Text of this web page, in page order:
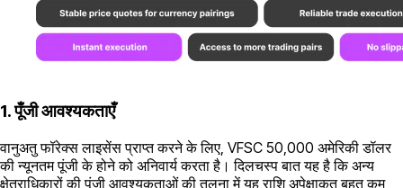
1. पूँजी आवश्यकताएँ
वानुअतु फॉरेक्स लाइसेंस प्राप्त करने के लिए, VFSC 50,000 अमेरिकी डॉलर
की न्यूनतम पूंजी के होने को अनिवार्य करता है। दिलचस्प बात यह है कि अन्य
क्षेत्राधिकारों की पूंजी आवश्यकताओं की तुलना में यह राशि अपेक्षाकृत बहुत कम